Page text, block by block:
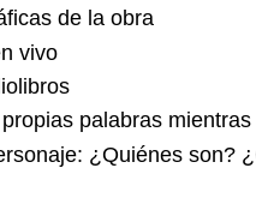
de la obra
vivo
palabras mientras
¿Quiénes son?